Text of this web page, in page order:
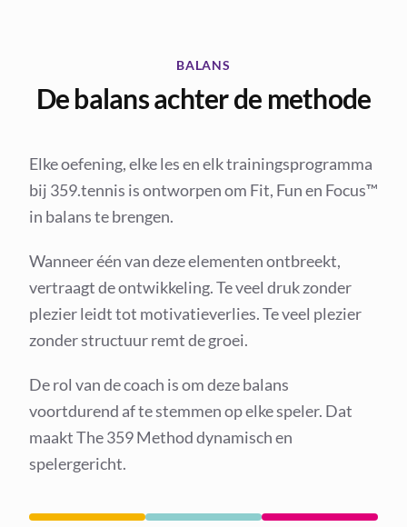
BALANS
De balans achter de methode
Elke oefening, elke les en elk trainingsprogramma
bij 359.tennis is ontworpen om Fit, Fun en Focus™
in balans te brengen.
Wanneer één van deze elementen ontbreekt,
vertraagt de ontwikkeling. Te veel druk zonder
plezier leidt tot motivatieverlies. Te veel plezier
zonder structuur remt de groei.
De rol van de coach is om deze balans
voortdurend af te stemmen op elke speler. Dat
maakt The 359 Method dynamisch en
spelergericht.